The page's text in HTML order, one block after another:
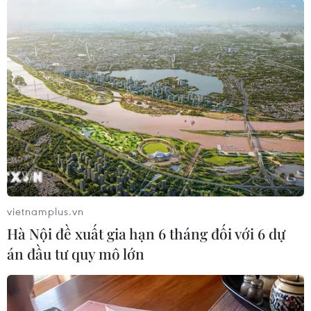
Ấn Độ đã cấm hàng trăm ứng dụng di động của
Trung Quốc, trì hoãn việc phê duyệt các khoản
đầu tư từ nước láng giềng này và kêu gọi tăng
cường khả năng tự lực tiếp sau cuộc đụng độ
căng thẳng dọc biên giới Himalaya đang tranh
chấp giữa hai nước.
vietnamplus.vn
Hà Nội đề xuất gia hạn 6 tháng đối với 6 dự
án đầu tư quy mô lớn